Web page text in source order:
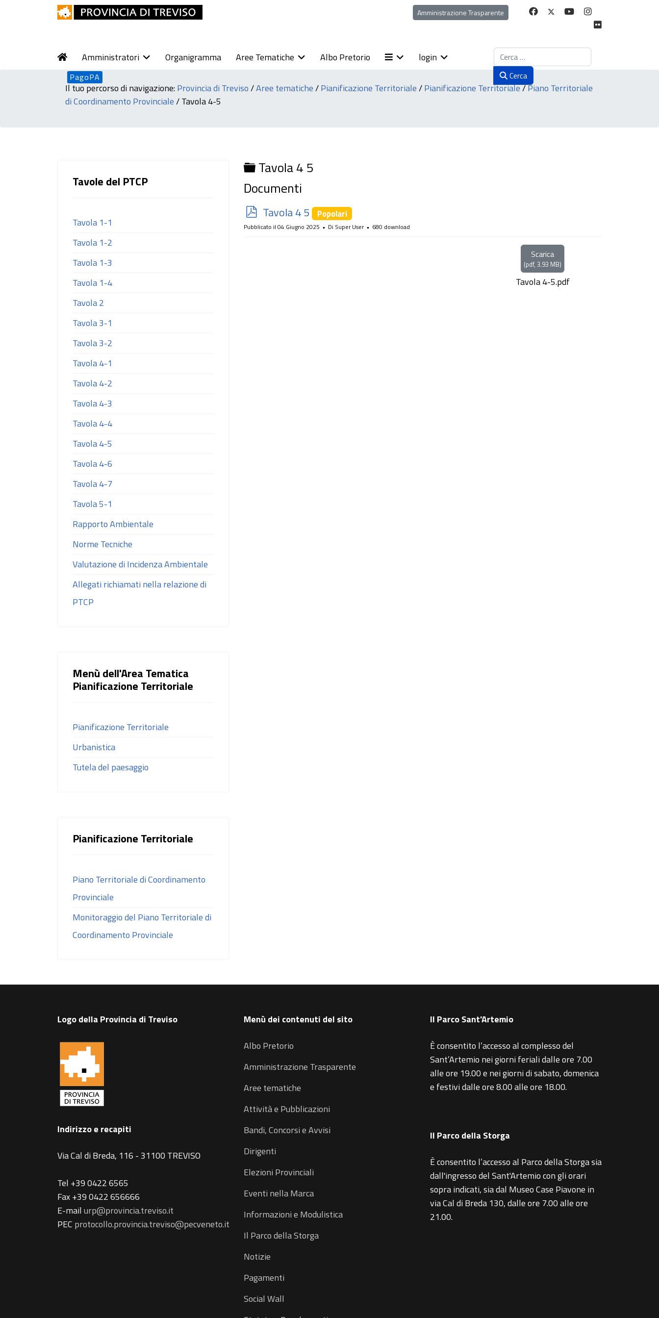
Amministrazione Trasparente
Amministratori Organigramma Aree Tematiche Albo Pretorio login
PagoPA
Cerca
Cerca
Il tuo percorso di navigazione:Provincia di Treviso/Aree tematiche/Pianificazione Territoriale/Pianificazione Territoriale/Piano Territoriale
di Coordinamento Provinciale/Tavola 4-5
Tavole del PTCP
Tavola 1-1
Tavola 1-2
Tavola 1-3
Tavola 1-4
Tavola 2
Tavola 3-1
Tavola 3-2
Tavola 4-1
Tavola 4-2
Tavola 4-3
Tavola 4-4
Tavola 4-5
Tavola 4-6
Tavola 4-7
Tavola 5-1
Rapporto Ambientale
Norme Tecniche
Valutazione di Incidenza Ambientale
Allegati richiamati nella relazione di
PTCP
Menù dell'Area Tematica
Pianificazione Territoriale
Pianificazione Territoriale
Urbanistica
Tutela del paesaggio
Pianificazione Territoriale
Piano Territoriale di Coordinamento
Provinciale
Monitoraggio del Piano Territoriale di
Coordinamento Provinciale
Cartella
Tavola 4 5
Documenti
p
d
Tavola 4 5 Popolari
Pubblicato il 04 Giugno 2025 Di Super User 680 download
Scarica
(pdf,3.93 MB)
Tavola 4-5.pdf
Logo della Provincia di Treviso
Indirizzo e recapiti
Via Cal di Breda, 116 - 31100 TREVISO
Tel +39 0422 6565
Fax +39 0422 656666
E-mailurp@provincia.treviso.it
PEC protocollo.provincia.treviso@pecveneto.it
Menù dei contenuti del sito
Albo Pretorio
Amministrazione Trasparente
Aree tematiche
Attività e Pubblicazioni
Bandi, Concorsi e Avvisi
Dirigenti
Elezioni Provinciali
Eventi nella Marca
Informazioni e Modulistica
Il Parco della Storga
Notizie
Pagamenti
Social Wall
Il Parco Sant'Artemio
È consentito l’accesso al complesso del
Sant’Artemio nei giorni feriali dalle ore 7.00
alle ore 19.00 e nei giorni di sabato, domenica
e festivi dalle ore 8.00 alle ore 18.00.
Il Parco della Storga
È consentito l’accesso al Parco della Storga sia
dall'ingresso del Sant'Artemio con gli orari
sopra indicati, sia dal Museo Case Piavone in
via Cal di Breda 130, dalle ore 7.00 alle ore
21.00.